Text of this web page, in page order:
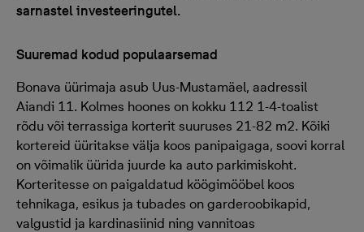
sarnastel investeeringutel.
Suuremad kodud populaarsemad
Bonava üürimaja asub Uus-Mustamäel, aadressil
Aiandi 11. Kolmes hoones on kokku 112 1-4-toalist
rõdu või terrassiga korterit suuruses 21-82 m2. Kõiki
kortereid üüritakse välja koos panipaigaga, soovi korral
on võimalik üürida juurde ka auto parkimiskoht.
Korteritesse on paigaldatud köögimööbel koos
tehnikaga, esikus ja tubades on garderoobikapid,
valgustid ja kardinasiinid ning vannitoas